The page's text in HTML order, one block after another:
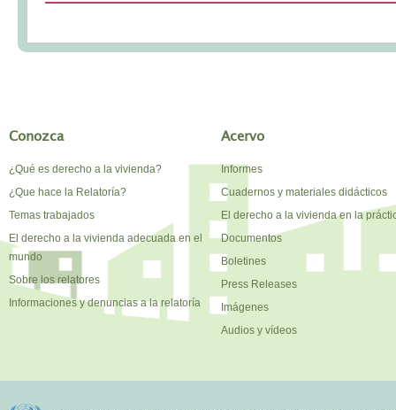
Conozca
¿Qué es derecho a la vivienda?
¿Que hace la Relatoría?
Temas trabajados
El derecho a la vivienda adecuada en el
mundo
Sobre los relatores
Informaciones y denuncias a la relatoría
Acervo
Informes
Cuadernos y materiales didácticos
El derecho a la vivienda en la
Documentos
Boletines
Press Releases
Imágenes
Audios y vídeos